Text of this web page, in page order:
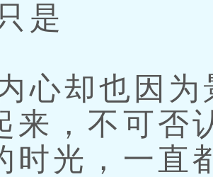
是
却也因为
来，不可否
时光，一直